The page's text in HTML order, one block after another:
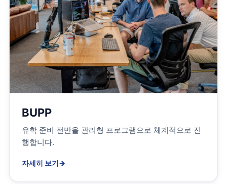
BUPP
유학 준비 전반을 관리형 프로그램으로 체계적으로 진
행합니다.
자세히 보기→